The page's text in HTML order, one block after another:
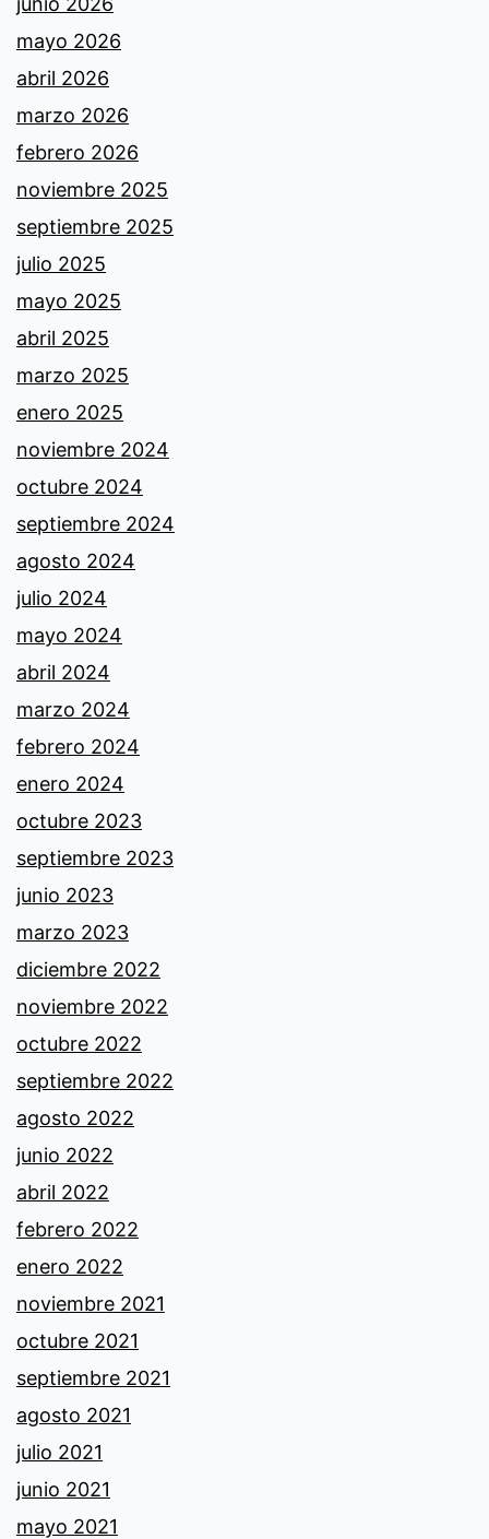
mayo 2026
abril 2026
marzo 2026
febrero 2026
noviembre 2025
septiembre 2025
julio 2025
mayo 2025
abril 2025
marzo 2025
enero 2025
noviembre 2024
octubre 2024
septiembre 2024
agosto 2024
julio 2024
mayo 2024
abril 2024
marzo 2024
febrero 2024
enero 2024
octubre 2023
septiembre 2023
junio 2023
marzo 2023
diciembre 2022
noviembre 2022
octubre 2022
septiembre 2022
agosto 2022
junio 2022
abril 2022
febrero 2022
enero 2022
noviembre 2021
octubre 2021
septiembre 2021
agosto 2021
julio 2021
junio 2021
mayo 2021